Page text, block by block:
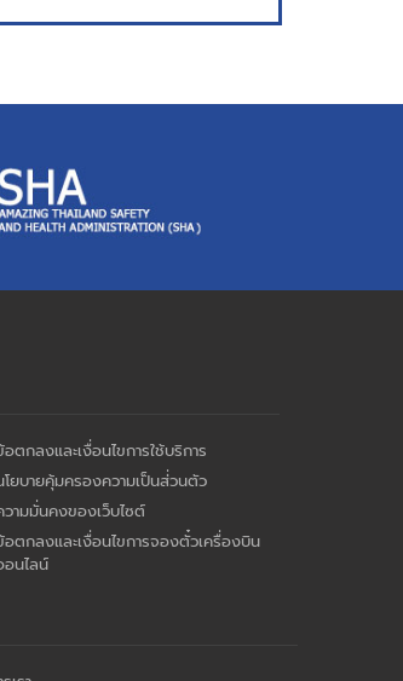
อตกลงและเงื่อนไขการใช้บริการ
โยบายคุ้มครองความเป็นส่่วนตัว
วามมั่นคงของเว็บไซต์
อตกลงและเงื่อนไขการจองตั๋วเครื่องบิน
อนไลน์